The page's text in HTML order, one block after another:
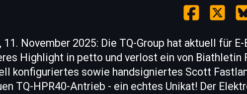
11. November 2025: Die TQ-Group hat aktuell für
Highlight in petto und verlost ein von Biathletin
konfiguriertes sowie handsigniertes Scott
TQ-HPR40-Antrieb - ein echtes Unikat! Der